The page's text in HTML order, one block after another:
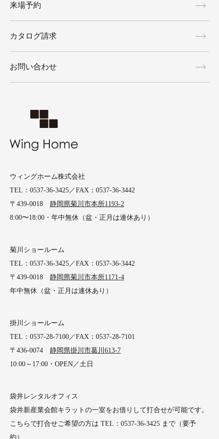
ウィングホーム株式会社
TEL：0537-36-3425／FAX：0537-36-3442
〒439-0018 静岡県菊川市本所1193-2
8:00〜18:00・年中無休（盆・正月は連休あり）
菊川ショールーム
TEL：0537-36-3425／FAX：0537-36-3442
〒439-0018 静岡県菊川市本所1171-4
年中無休（盆・正月は連休あり）
掛川ショールーム
TEL：0537-28-7100／FAX：0537-28-7101
〒436-0074 静岡県掛川市葛川613-7
10:00～17:00・OPEN／土日
袋井レンタルオフィス
袋井新産業会館キラットの一室をお借りして打合せが可能です。
こちらで打合せご希望の方は TEL：0537-36-3425 まで（要予
約）
来場予約
カタログ請求
お問い合わせ